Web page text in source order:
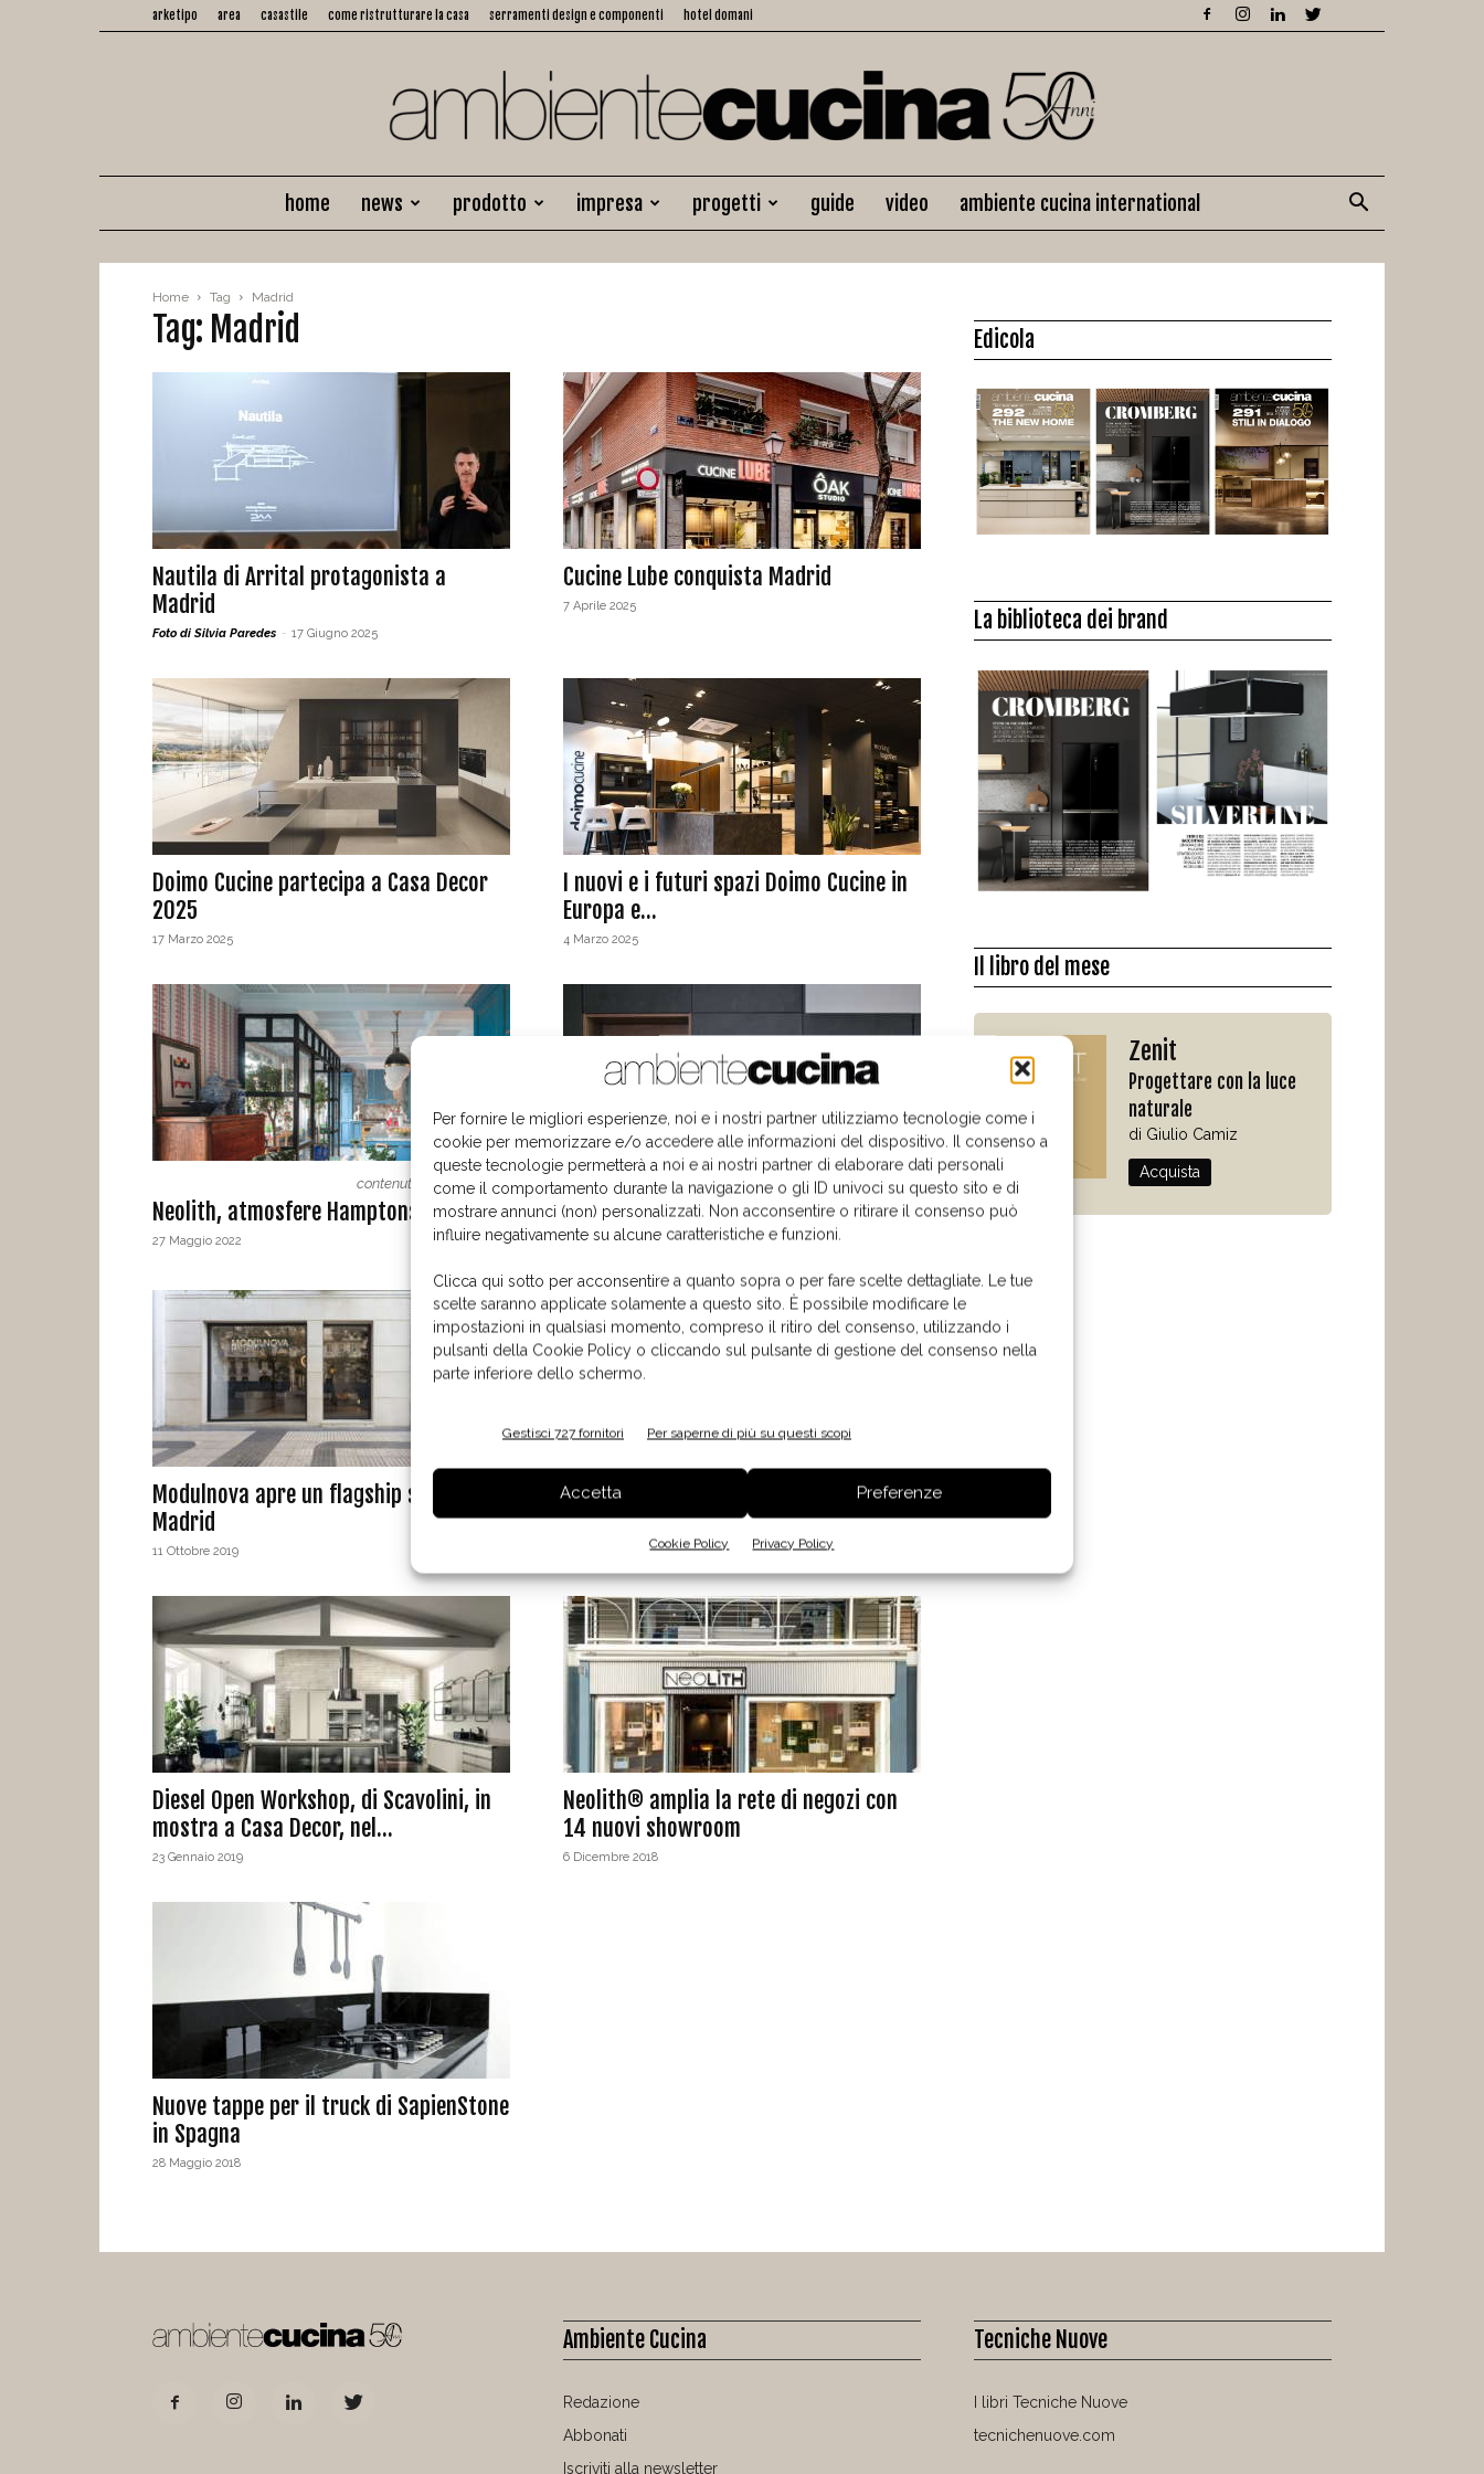
Per fornire le migliori esperienze, noi e i nostri partner utilizziamo tecnologie come i
cookie per memorizzare e/o accedere alle informazioni del dispositivo. Il consenso a
queste tecnologie permetterà a noi e ai nostri partner di elaborare dati personali
come il comportamento durante la navigazione o gli ID univoci su questo sito e di
mostrare annunci (non) personalizzati. Non acconsentire o ritirare il consenso può
influire negativamente su alcune caratteristiche e funzioni.
Clicca qui sotto per acconsentire a quanto sopra o per fare scelte dettagliate. Le tue
scelte saranno applicate solamente a questo sito. È possibile modificare le
impostazioni in qualsiasi momento, compreso il ritiro del consenso, utilizzando i
pulsanti della Cookie Policy o cliccando sul pulsante di gestione del consenso nella
parte inferiore dello schermo.
Gestisci 727 fornitori Per saperne di più su questi scopi
Accetta Preferenze
Cookie Policy Privacy Policy
arketipo area casastile come ristrutturare la casa serramenti design e componenti hotel domani
Ambiente
home news prodotto impresa progetti guide video ambiente cucina international
Home Tag Madrid
Tag: Madrid
Nautila di Arrital protagonista a
Madrid
Foto di Silvia Paredes - 17 Giugno 2025
Cucine Lube conquista Madrid
7 Aprile 2025
Doimo Cucine partecipa a Casa Decor
2025
17 Marzo 2025
I nuovi e i futuri spazi Doimo Cucine in
Europa e...
4 Marzo 2025
contenuto sponsorizzato
Neolith, atmosfere Hamptons a Madrid
27 Maggio 2022
Il caldo grès effetto legno di
SapienStone
15 Ottobre 2020
Modulnova apre un flagship store a
Madrid
11 Ottobre 2019
La collezione Dark Marquina di
SapienStone a Casa Decor
Diesel Open Workshop, di Scavolini, in
mostra a Casa Decor, nel...
23 Gennaio 2019
Neolith® amplia la rete di negozi con
14 nuovi showroom
6 Dicembre 2018
Nuove tappe per il truck di SapienStone
in Spagna
28 Maggio 2018
Edicola
La biblioteca dei brand
Il libro del mese
Zenit
Progettare con la luce
naturale
di Giulio Camiz
Acquista
Ambiente Cucina
Redazione
Abbonati
Iscriviti alla newsletter
Tecniche Nuove
I libri Tecniche Nuove
tecnichenuove.com